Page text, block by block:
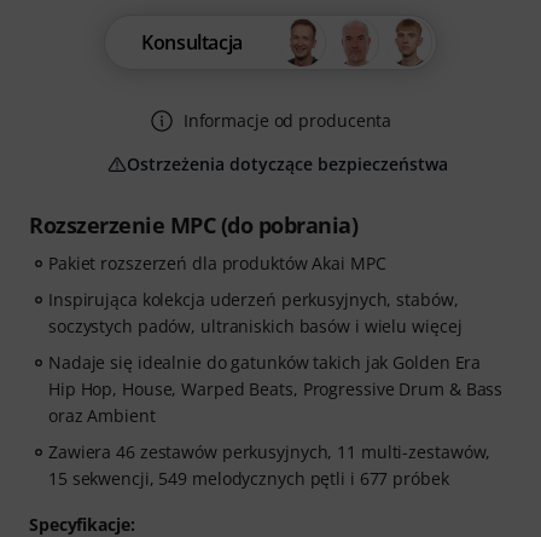
Rozszerzenie MPC (do pobrania)
Pakiet rozszerzeń dla produktów Akai MPC
Inspirująca kolekcja uderzeń perkusyjnych, stabów,
soczystych padów, ultraniskich basów i wielu więcej
Nadaje się idealnie do gatunków takich jak Golden Era
Hip Hop, House, Warped Beats, Progressive Drum & Bass
oraz Ambient
Zawiera 46 zestawów perkusyjnych, 11 multi-zestawów,
15 sekwencji, 549 melodycznych pętli i 677 próbek
Specyfikacje:
Konsultacja
Informacje od producenta
Ostrzeżenia dotyczące bezpieczeństwa